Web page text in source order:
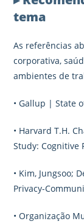
tema
As referências
corporativa,
ambientes de
• Gallup | State
• Harvard T.H.
Study: Cognitive
• Kim, Jungsoo;
Privacy-
• Organização